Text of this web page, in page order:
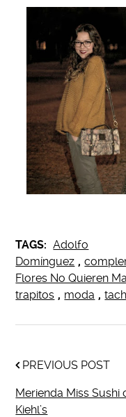
TAGS: Adolfo
Domínguez ,
Flores No Quieren
trapitos , moda ,
PREVIOUS POST
Merienda Miss Sushi
Kiehl’s